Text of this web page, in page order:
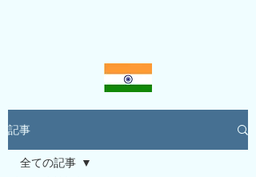
アリシュタ・バンガ~JYOTISHのススメ~
記事
全ての記事